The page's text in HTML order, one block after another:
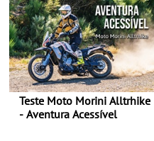
Teste Moto Morini Alltrhike
- Aventura Acessível